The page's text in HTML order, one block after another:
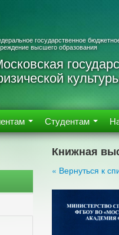
государственное
высшего образования
Студентам
Книжная
« Вернуться к